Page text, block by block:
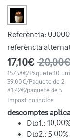
Referència:
referència
17,10€
157,58€/Paquete 10
39,00€/Paquete de 2
81,42€/paquete de 5
Impost no inclòs
descomptes
Dto1.: 10,00%
Dto2.: 5,00%